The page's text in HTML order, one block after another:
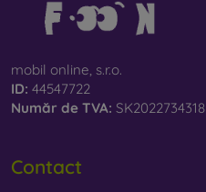
mobil online, s.r.o.
ID: 44547722
Număr de TVA: SK2022734318
Contact